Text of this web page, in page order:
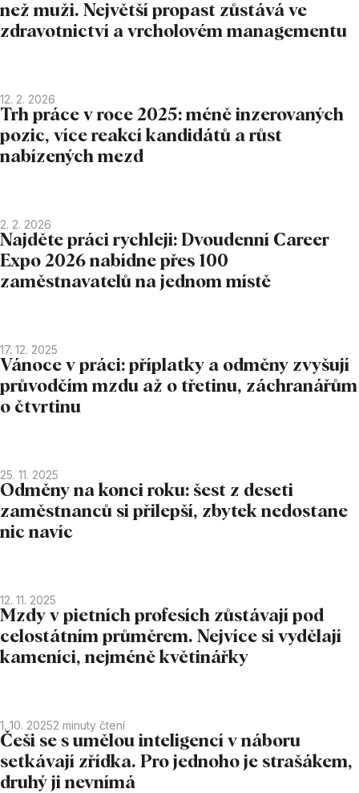
než muži. Největší propast zůstává ve
zdravotnictví a vrcholovém managementu
12. 2. 2026
Trh práce v roce 2025: méně inzerovaných
pozic, více reakcí kandidátů a růst
nabízených mezd
2. 2. 2026
Najděte práci rychleji: Dvoudenní Career
Expo 2026 nabídne přes 100
zaměstnavatelů na jednom místě
17. 12. 2025
Vánoce v práci: příplatky a odměny zvyšují
průvodčím mzdu až o třetinu, záchranářům
o čtvrtinu
25. 11. 2025
Odměny na konci roku: šest z deseti
zaměstnanců si přilepší, zbytek nedostane
nic navíc
12. 11. 2025
Mzdy v pietních profesích zůstávají pod
celostátním průměrem. Nejvíce si vydělají
kameníci, nejméně květinářky
1. 10. 20252 minuty čtení
Češi se s umělou inteligencí v náboru
setkávají zřídka. Pro jednoho je strašákem,
druhý ji nevnímá